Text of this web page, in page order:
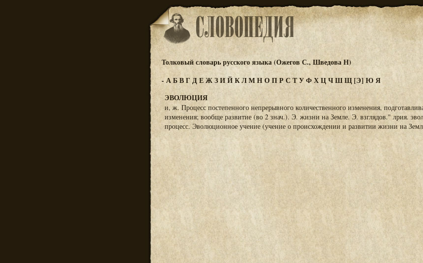
Толковый словарь русского языка (Ожегов С., Шведова Н)
-АБВГДЕЖЗИЙКЛМНОПРСТУФХЦЧШЩ[Э] Ю Я
ЭВОЛЮЦИЯ
и, ж. Процесс постепенного непрерывного количественного изменения,
изменения; вообще развитие (во 2 знач.). Э. жизни на Земле. Э. взглядов." лрия.
процесс. Эволюционное учение (учение о происхождении и развитии жизни на